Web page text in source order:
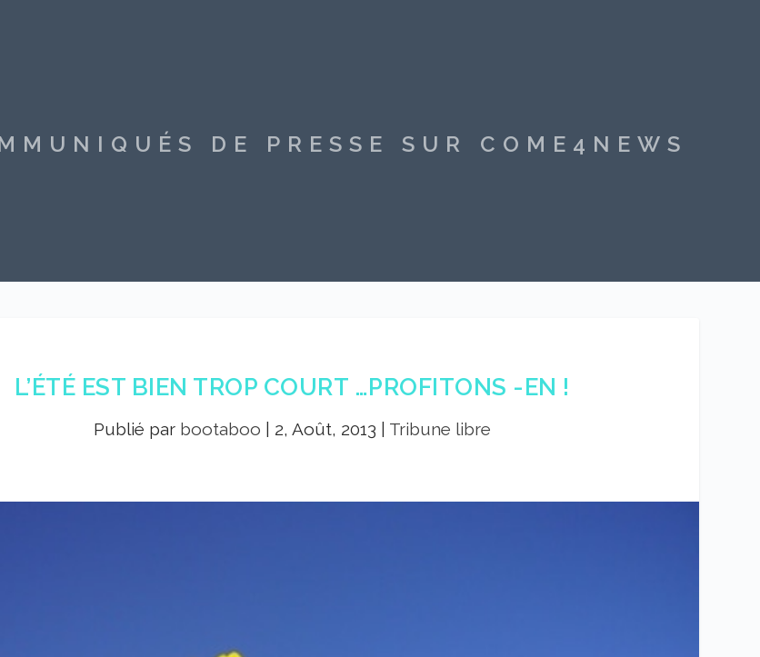
DE PRESSE SUR COME4NEWS
L’ÉTÉ EST BIEN TROP COURT …PROFITONS -EN !
Publié par bootaboo 2, Août, 2013 Tribune libre